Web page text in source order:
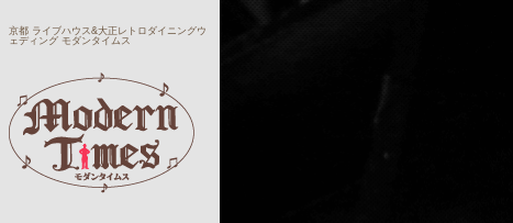
京都 ライブハウス&大正レトロダイニングウ
ェディング モダンタイムス